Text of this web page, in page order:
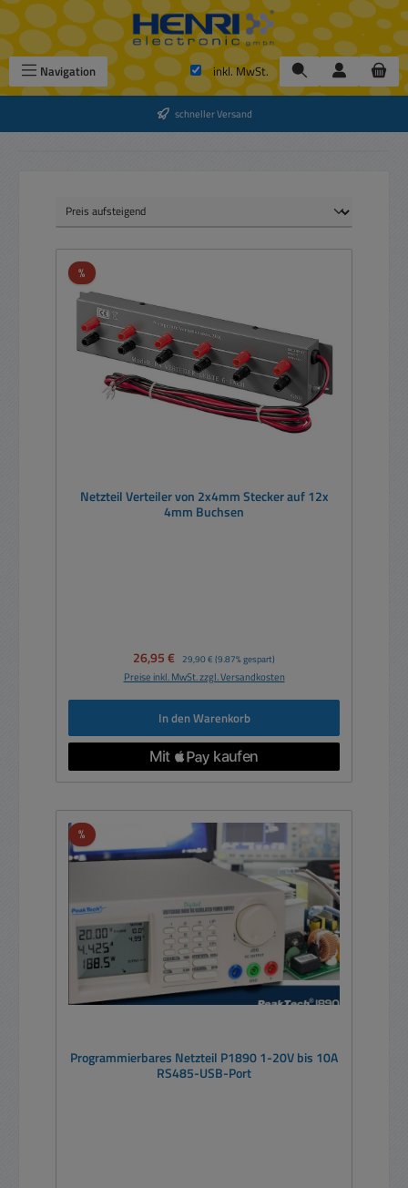
Zum Hauptinhalt springen
Navigation inkl. MwSt.
schneller Versand
%Rabatt
Netzteil Verteiler von 2x4mm Stecker auf 12x
4mm Buchsen
Verkaufspreis:
26,95 € Regulärer Preis:
29,90 € (9.87% gespart)
Preise inkl. MwSt. zzgl. Versandkosten
In den Warenkorb
%Rabatt
Programmierbares Netzteil P1890 1-20V bis 10A
RS485-USB-Port